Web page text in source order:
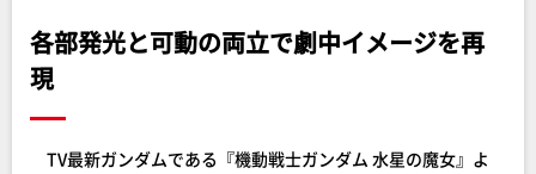
各部発光と可動の両立で劇中イメージを再
現
TV最新ガンダムである『機動戦士ガンダム 水星の魔女』よ